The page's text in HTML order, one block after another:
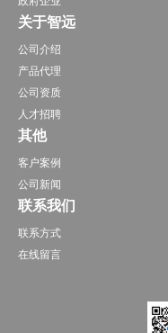
关于智远
公司介绍
产品代理
公司资质
人才招聘
其他
客户案例
公司新闻
联系我们
联系方式
在线留言